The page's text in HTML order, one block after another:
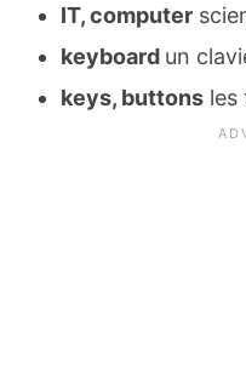
IT, computer
keyboard un
keys, buttons les